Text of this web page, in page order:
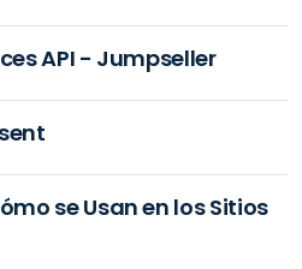
API - Jumpseller
se Usan en los Sitios